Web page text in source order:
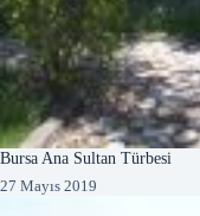
Bursa Ana Sultan Türbesi
27 Mayıs 2019